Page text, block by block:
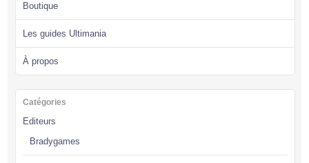
Boutique
Les guides Ultimania
À propos
Catégories
Editeurs
Bradygames